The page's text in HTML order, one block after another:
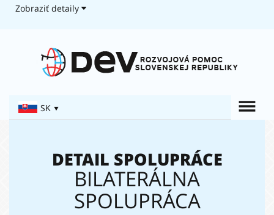
Zobraziť detaily
zobrazenia:
SK
DETAIL SPOLUPRÁCE
BILATERÁLNA
SPOLUPRÁCA